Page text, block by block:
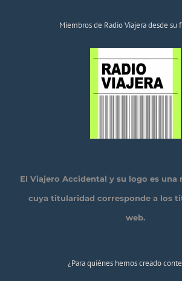
Miembros de Radio Viajera desde su
El Viajero Accidental y su logo es una
cuya titularidad corresponde a los
web.
¿Para quiénes hemos creado